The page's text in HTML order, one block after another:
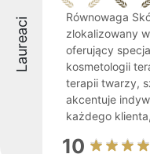
Laureaci
Równowaga
zlokalizowany
oferujący
kosmetologii
terapii twarzy,
akcentuje
każdego
10